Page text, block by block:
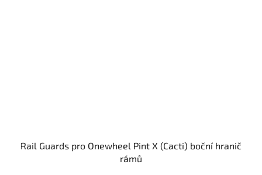
Rail Guards pro Onewheel Pint X (Cacti) boční hranič
rámů